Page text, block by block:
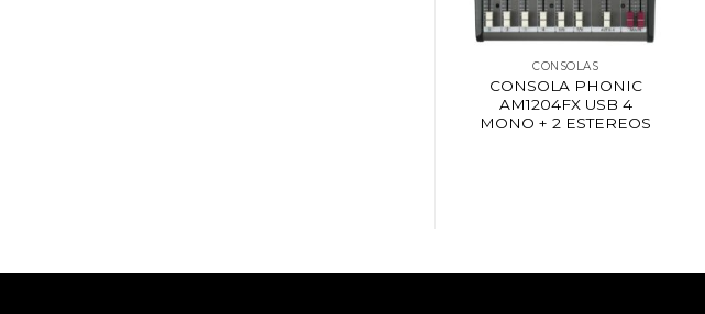
CONSOLAS
CONSOLA PHONIC
AM1204FX USB 4
MONO + 2 ESTEREOS